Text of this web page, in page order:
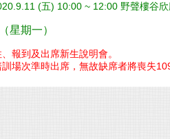
(五) 10:00 ~ 12:00 野聲樓谷
星期一）
報到及出席新生說明會。
場次準時出席，無故缺席者將喪失